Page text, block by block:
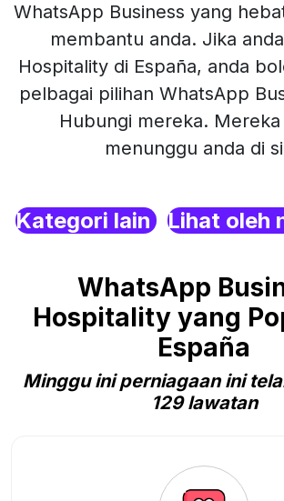
WhatsApp Business yang
membantu anda. Jika
Hospitality di España, anda
pelbagai pilihan WhatsApp
Hubungi mereka. Mereka
menunggu anda di
Kategori lain Lihat oleh
WhatsApp
Hospitality yang
España
Minggu ini perniagaan ini
129 lawatan